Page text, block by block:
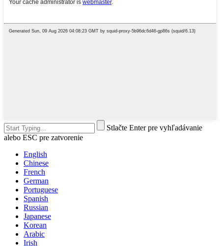
Stlačte Enter pre vyhľadávanie
alebo ESC pre zatvorenie
English
Chinese
French
German
Portuguese
Spanish
Russian
Japanese
Korean
Arabic
Irish